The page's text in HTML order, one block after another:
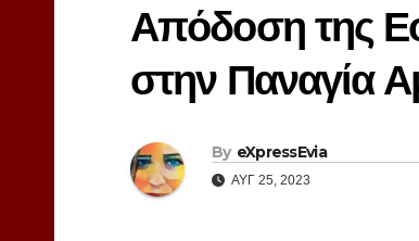
Απόδοση της
στην Παναγία
By eXpressEvia
ΑΥΓ 25, 2023